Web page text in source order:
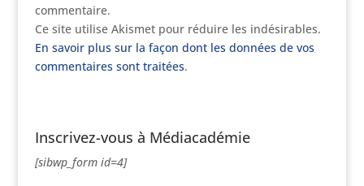
commentaire.
Ce site utilise Akismet pour réduire les indésirables.
En savoir plus sur la façon dont les données de vos
commentaires sont traitées.
Inscrivez-vous à Médiacadémie
[sibwp_form id=4]